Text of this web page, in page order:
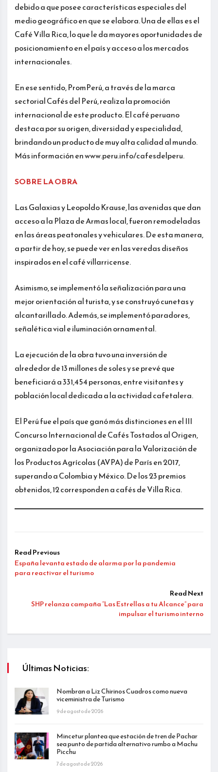
debido a que posee características especiales del
medio geográfico en que se elabora. Una de ellas es el
Café Villa Rica, lo que le da mayores oportunidades de
posicionamiento en el país y acceso a los mercados
internacionales.
En ese sentido, PromPerú, a través de la marca
sectorial Cafés del Perú, realiza la promoción
internacional de este producto. El café peruano
destaca por su origen, diversidad y especialidad,
brindando un producto de muy alta calidad al mundo.
Más información en www.peru.info/cafesdelperu.
SOBRE LA OBRA
Las Galaxias y Leopoldo Krause, las avenidas que dan
acceso a la Plaza de Armas local, fueron remodeladas
en las áreas peatonales y vehiculares. De esta manera,
a partir de hoy, se puede ver en las veredas diseños
inspirados en el café villarricense.
Asimismo, se implementó la señalización para una
mejor orientación al turista, y se construyó cunetas y
alcantarillado. Además, se implementó paradores,
señalética vial e iluminación ornamental.
La ejecución de la obra tuvo una inversión de
alrededor de 13 millones de soles y se prevé que
beneficiará a 331,454 personas, entre visitantes y
población local dedicada a la actividad cafetalera.
El Perú fue el país que ganó más distinciones en el III
Concurso Internacional de Cafés Tostados al Origen,
organizado por la Asociación para la Valorización de
los Productos Agrícolas (AVPA) de París en 2017,
superando a Colombia y México. De los 23 premios
obtenidos, 12 corresponden a cafés de Villa Rica.
Read Previous
España levanta estado de alarma por la pandemia
para reactivar el turismo
Read Next
SHP relanza campaña “Las Estrellas a tu Alcance” para
impulsar el turismo interno
Últimas Noticias:
Nombran a Liz Chirinos Cuadros como nueva
viceministra de Turismo
9 de agosto de 2026
Mincetur plantea que estación de tren de Pachar
sea punto de partida alternativo rumbo a Machu
Picchu
7 de agosto de 2026